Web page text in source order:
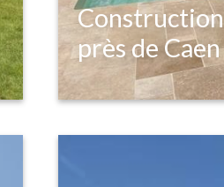
près de Caen
Découvrez la
spacieux à Rots,